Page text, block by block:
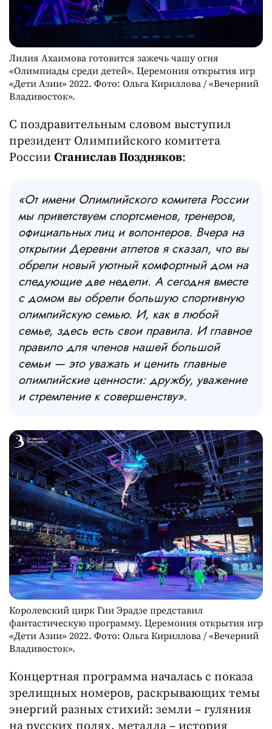
Лилия Ахаимова готовится зажечь чашу огня
«Олимпиады среди детей». Церемония открытия игр
«Дети Азии» 2022. Фото: Ольга Кириллова / «Вечерний
Владивосток».
С поздравительным словом выступил
президент Олимпийского комитета
России Станислав Поздняков:
«От имени Олимпийского комитета России
мы приветствуем спортсменов, тренеров,
официальных лиц и волонтеров. Вчера на
открытии Деревни атлетов я сказал, что вы
обрели новый уютный комфортный дом на
следующие две недели. А сегодня вместе
с домом вы обрели большую спортивную
олимпийскую семью. И, как в любой
семье, здесь есть свои правила. И главное
правило для членов нашей большой
семьи — это уважать и ценить главные
олимпийские ценности: дружбу, уважение
и стремление к совершенству».
Королевский цирк Гии Эрадзе представил
фантастическую программу. Церемония открытия игр
«Дети Азии» 2022. Фото: Ольга Кириллова / «Вечерний
Владивосток».
Концертная программа началась с показа
зрелищных номеров, раскрывающих темы
энергий разных стихий: земли – гуляния